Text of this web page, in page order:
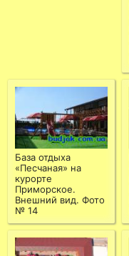
База отдыха
«Песчаная» на
курорте
Приморское.
Внешний вид. Фото
№ 14